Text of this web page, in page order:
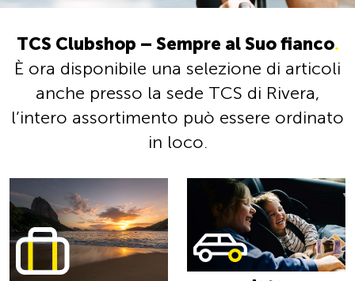
TCS Clubshop – Sempre al Suo fianco.
È ora disponibile una selezione di articoli
anche presso la sede TCS di Rivera,
l’intero assortimento può essere ordinato
in loco.